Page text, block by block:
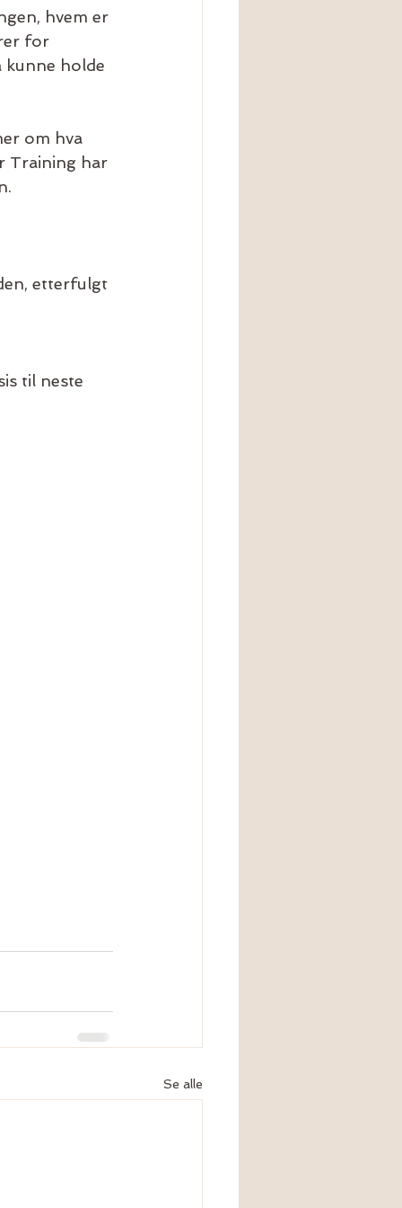
hvem er
for
holde
om hva
Training har
etterfulgt
til neste
Se alle